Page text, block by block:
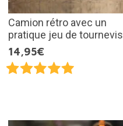
Camion rétro avec un
pratique jeu de tournevis
14,95€